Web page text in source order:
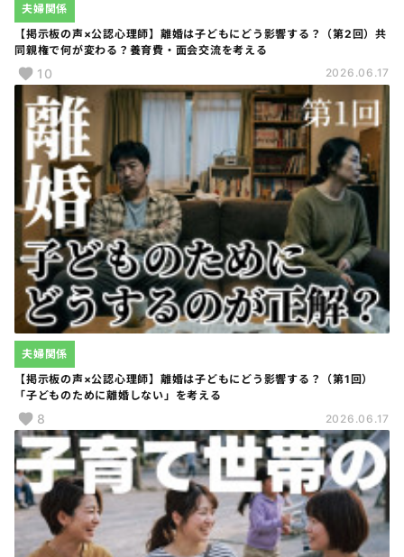
【掲示板の声×公認心理師】離婚は子どもにどう影響する？（第2回）共
同親権で何が変わる？養育費・面会交流を考える
夫婦関係
10 2026.06.17
【掲示板の声×公認心理師】離婚は子どもにどう影響する？（第1回）
「子どものために離婚しない」を考える
夫婦関係
8 2026.06.17